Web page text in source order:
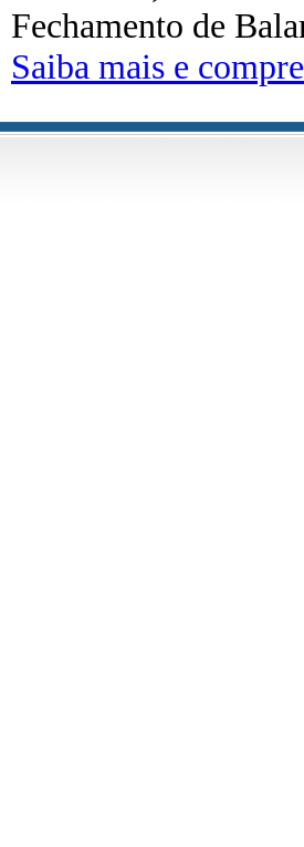
Fechamento de
Saiba mais e